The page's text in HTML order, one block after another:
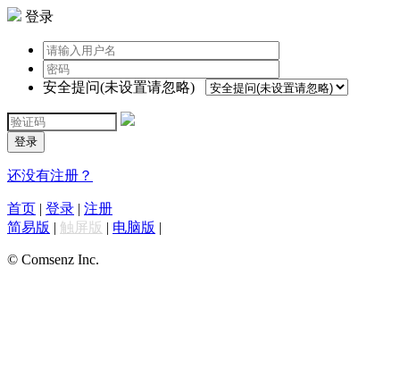
登录
安全提问(未设置请忽略)
登录
还没有注册？
首页 | 登录 | 注册
简易版 | 触屏版 | 电脑版 |
© Comsenz Inc.